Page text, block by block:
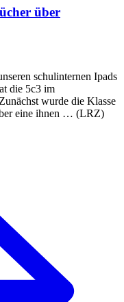
über
schulinternen Ipads
die 5c3 im
wurde die Klasse
eine ihnen … (LRZ)